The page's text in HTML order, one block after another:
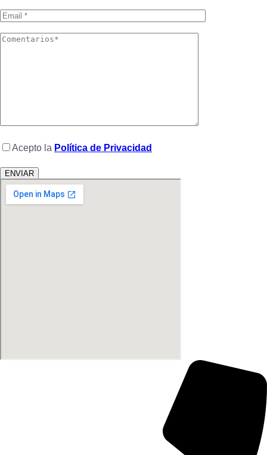
Acepto la Política de Privacidad